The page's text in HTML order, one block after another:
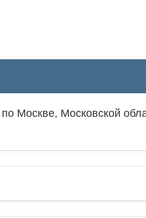
Москве, Московской